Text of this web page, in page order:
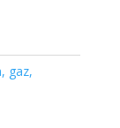
gaz,